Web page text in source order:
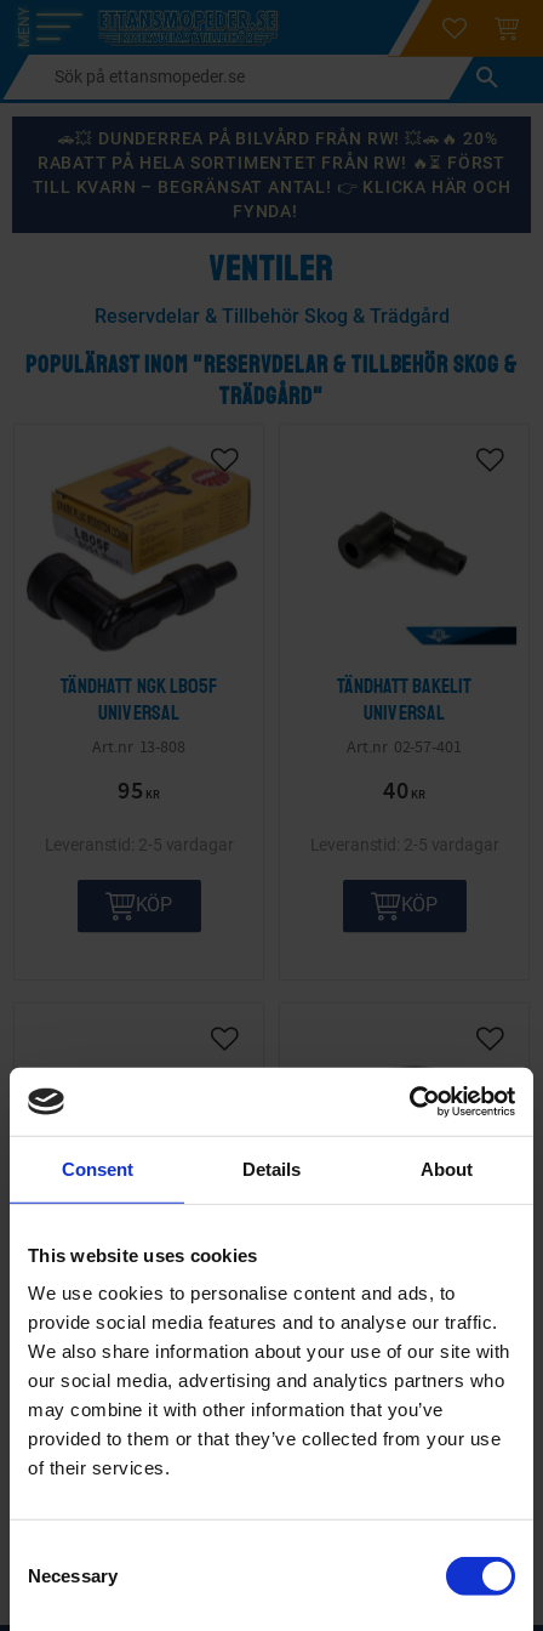
Consent Details About
This website uses cookies
We use cookies to personalise content and ads, to
provide social media features and to analyse our traffic.
We also share information about your use of our site with
our social media, advertising and analytics partners who
may combine it with other information that you’ve
provided to them or that they’ve collected from your use
of their services.
Necessary
Meny
login
🚗💥 DUNDERREA PÅ BILVÅRD FRÅN RW! 💥🚗🔥 20%
RABATT PÅ HELA SORTIMENTET FRÅN RW! 🔥⏳ FÖRST
TILL KVARN – BEGRÄNSAT ANTAL! 👉 KLICKA HÄR OCH
FYNDA!
VENTILER
Reservdelar & Tillbehör Skog & Trädgård
POPULÄRAST INOM "RESERVDELAR & TILLBEHÖR SKOG &
TRÄDGÅRD"
Tändhatt NGK LB05F
Universal
13-808
95 KR
2-5 vardagar
KÖP
Tändhatt Bakelit
Universal
02-57-401
40 KR
2-5 vardagar
KÖP
Tändkabel 5mm
Universal
T020-05-34-101
29KR
Universal
T048-05-34-201
29KR